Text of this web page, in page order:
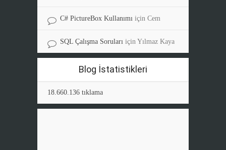
C# PictureBox Kullanımı için Cem
SQL Çalışma Soruları için Yılmaz Kaya
Blog İstatistikleri
18.660.136 tıklama